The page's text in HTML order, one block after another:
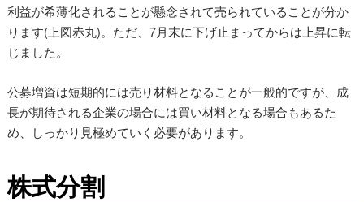
利益が希薄化されることが懸念されて売られていることが分か
ります(上図赤丸)。ただ、7月末に下げ止まってからは上昇に転
じました。
公募増資は短期的には売り材料となることが一般的ですが、成
長が期待される企業の場合には買い材料となる場合もあるた
め、しっかり見極めていく必要があります。
株式分割